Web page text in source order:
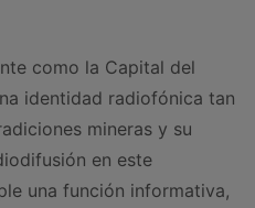
como la Capital del
identidad radiofónica tan
mineras y su
en este
una función informativa,